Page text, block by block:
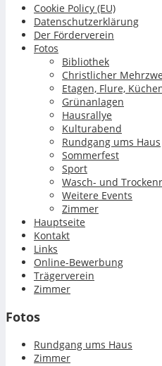
Cookie Policy (EU)
Datenschutzerklärung
Der Förderverein
Fotos
Bibliothek
Christlicher
Etagen, Flure,
Grünanlagen
Hausrallye
Kulturabend
Rundgang ums Haus
Sommerfest
Sport
Wasch- und
Weitere Events
Zimmer
Hauptseite
Kontakt
Links
Online-Bewerbung
Trägerverein
Zimmer
Fotos
Rundgang ums Haus
Zimmer